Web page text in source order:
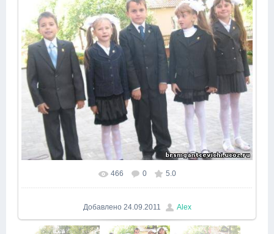
466 0 5.0
Добавлено 24.09.2011 Alex